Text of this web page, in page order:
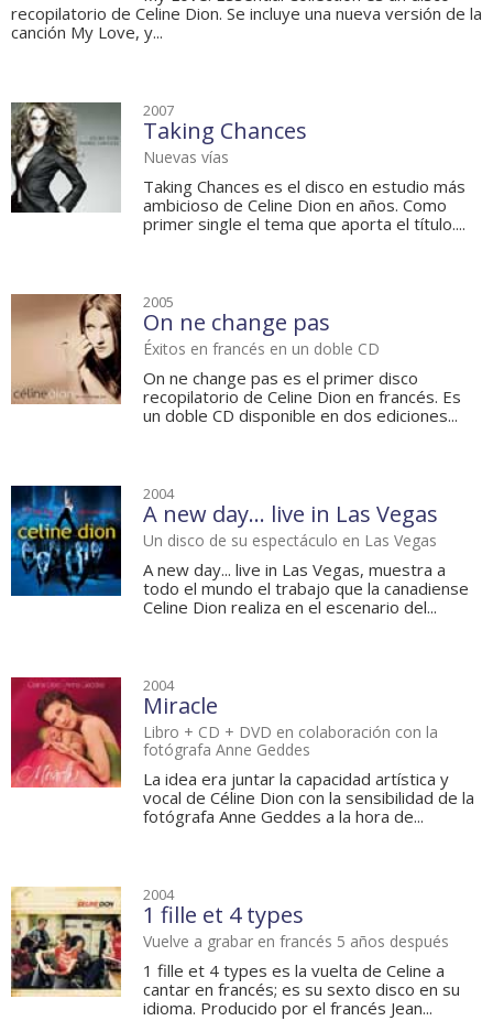
recopilatorio de Celine Dion. Se incluye una nueva versión de la
canción My Love, y...
2007
Taking Chances
Nuevas vías
Taking Chances es el disco en estudio más
ambicioso de Celine Dion en años. Como
primer single el tema que aporta el título....
2005
On ne change pas
Éxitos en francés en un doble CD
On ne change pas es el primer disco
recopilatorio de Celine Dion en francés. Es
un doble CD disponible en dos ediciones...
2004
A new day... live in Las Vegas
Un disco de su espectáculo en Las Vegas
A new day... live in Las Vegas, muestra a
todo el mundo el trabajo que la canadiense
Celine Dion realiza en el escenario del...
2004
Miracle
Libro + CD + DVD en colaboración con la
fotógrafa Anne Geddes
La idea era juntar la capacidad artística y
vocal de Céline Dion con la sensibilidad de la
fotógrafa Anne Geddes a la hora de...
2004
1 fille et 4 types
Vuelve a grabar en francés 5 años después
1 fille et 4 types es la vuelta de Celine a
cantar en francés; es su sexto disco en su
idioma. Producido por el francés Jean...